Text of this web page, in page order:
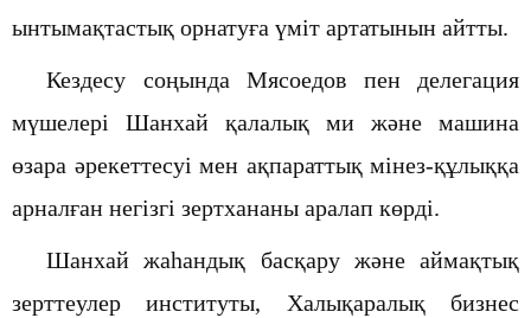
ынтымақтастық орнатуға үміт артатынын айтты.
Кездесу соңындаМясоедов пен делегация
мүшелері Шанхай қалалық ми және машина
өзара әрекеттесуі мен ақпараттық мінез-құлыққа
арналған негізгі зертхананы аралап көрді.
Шанхай жаһандық басқару және аймақтық
зерттеулер институты, Халықаралық бизнес